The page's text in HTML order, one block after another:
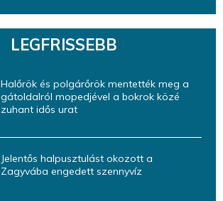
LEGFRISSEBB
Halőrök és polgárőrök mentették meg a
gátoldalról mopedjével a bokrok közé
zuhant idős urat
Jelentős halpusztulást okozott a
Zagyvába engedett szennyvíz